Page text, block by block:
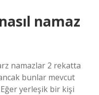
namaz
namazlar 2 rekatta
ancak bunlar mevcut
yerleşik bir kişi